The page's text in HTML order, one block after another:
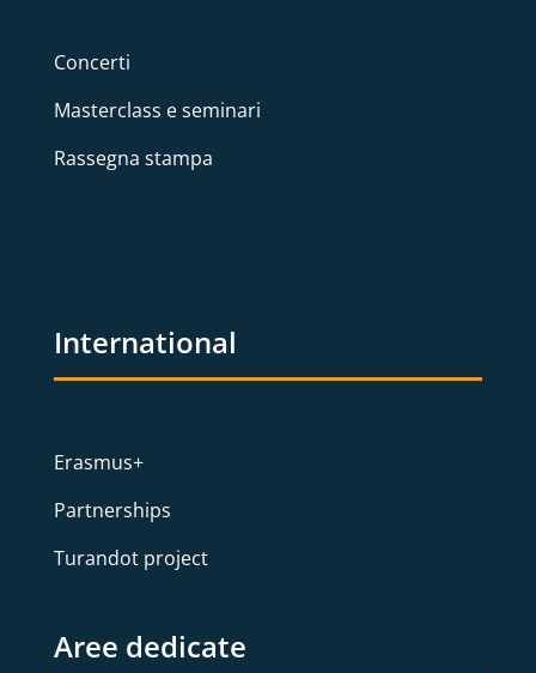
Concerti
Masterclass e seminari
Rassegna stampa
International
Erasmus+
Partnerships
Turandot project
Aree dedicate